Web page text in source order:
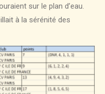
sur le plan d’eau.
à la sérénité des